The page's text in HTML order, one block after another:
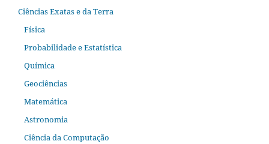
Ciências Exatas e da Terra
Física
Probabilidade e Estatística
Química
Geociências
Matemática
Astronomia
Ciência da Computação